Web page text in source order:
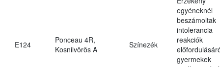
E124
Ponceau 4R,
Kosnilvörös A
Színezék
egyéneknél
beszámoltak
intolerancia
reakciók
gyermekek